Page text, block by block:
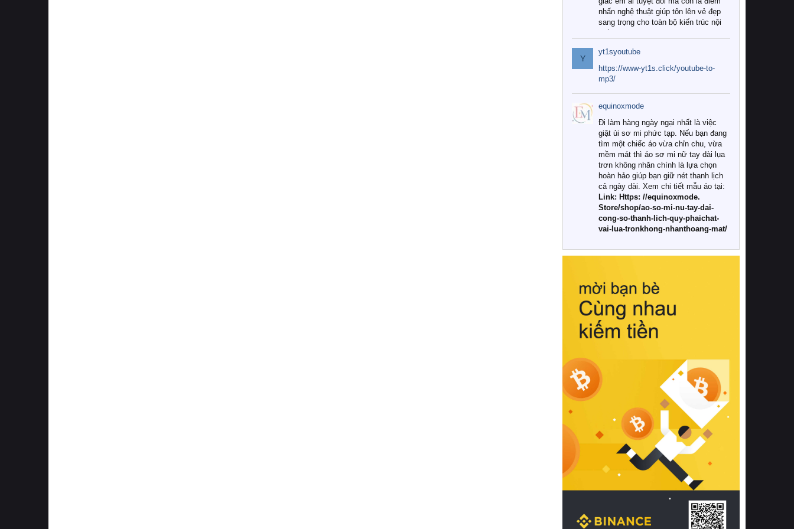
nhấn nghệ thuật giúp tôn lên vẻ đẹp
sang trọng cho toàn bộ kiến trúc nội
Tuy nhiên, giữa thị trường đa dạng
với vô vàn thương hiệu và mẫu mã
như hiện nay, làm thế nào để chọn
được những bộ chăn ga gối đệm cao
cấp thực sự chất lượng, phù hợp với
khí hậu và nhu cầu sử dụng của gia
đình? Hãy cùng chúng tôi đi tìm lời
giải đáp chi tiết qua bài viết dưới đây.
1. Tại sao các gia đình hiện đại lại ưa
chuộng chăn ga gối đệm cao cấp?
Khác với các dòng sản phẩm thông
thường, những bộ chăn ga gối đệm
cao cấp trải qua quy trình sản xuất
nghiêm ngặt từ khâu chọn lọc nguyên
liệu tự nhiên đến công nghệ dệt
nhuộm hiện đại không chứa hóa chất
này, bạn sẽ cảm nhận rõ rệt sự khác
hồi chuẩn xác của phần đệm nâng đỡ
cột sống.
Bên cạnh đó, việc lựa chọn các dòng
sản phẩm đạt chuẩn chất lượng quốc
tế còn giúp ngăn ngừa tình trạng kích
khuẩn và nấm mốc trong điều kiện
thời tiết nóng ẩm. Bạn có thể tìm hiểu
thêm các nghiên cứu khoa học về tác
động của giấc ngủ và môi trường
phòng ngủ đối với sức khỏe con
người tại Sleep Foundation (External
Link) để có cái nhìn toàn diện hơn.
2. Các tiêu chí vàng khi lựa chọn
chăn ga gối đệm cao cấp cho phòng
ngủ
Để sở hữu một bộ chăn ga gối đệm
cao cấp hoàn hảo cả về thẩm mỹ lẫn
công năng, người tiêu dùng cần cân
nhắc kỹ lưỡng các tiêu chí quan trọng
Y
yt1syoutube
https://www-yt1s.click/youtube-to-
mp3/
equinoxmode
Đi làm hàng ngày ngại nhất là việc
giặt ủi sơ mi phức tạp. Nếu bạn đang
tìm một chiếc áo vừa chỉn chu, vừa
mềm mát thì áo sơ mi nữ tay dài lụa
trơn không nhăn chính là lựa chọn
hoàn hảo giúp bạn giữ nét thanh lịch
cả ngày dài. Xem chi tiết mẫu áo tại:
Link: Https: //equinoxmode.
Store/shop/ao-so-mi-nu-tay-dai-
cong-so-thanh-lich-quy-phaichat-
vai-lua-tronkhong-nhanthoang-mat/